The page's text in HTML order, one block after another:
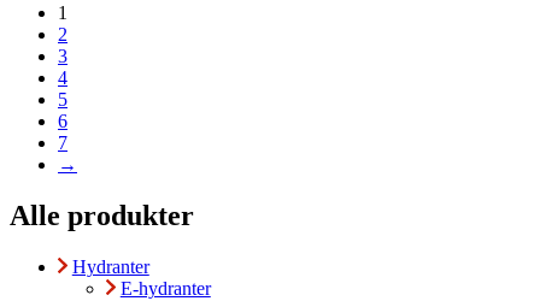
1
2
3
4
5
6
7
→
Alle produkter
Hydranter
E-hydranter